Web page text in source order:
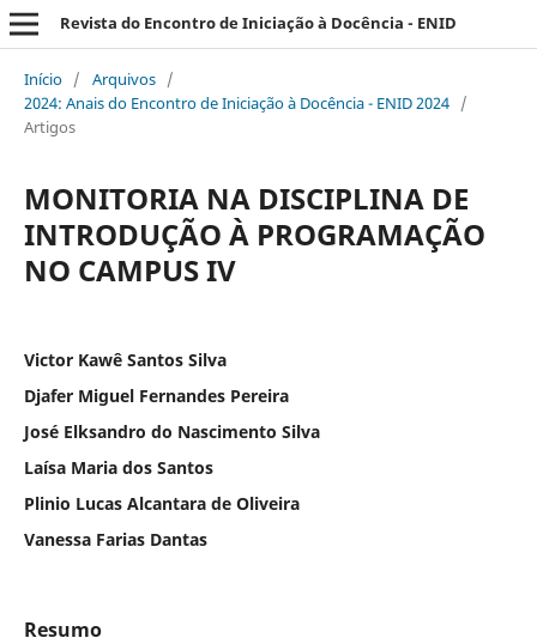
Revista do Encontro de Iniciação à Docência - ENID
Início / Arquivos /
2024: Anais do Encontro de Iniciação à Docência - ENID 2024 /
Artigos
MONITORIA NA DISCIPLINA DE
INTRODUÇÃO À PROGRAMAÇÃO
NO CAMPUS IV
Victor Kawê Santos Silva
Djafer Miguel Fernandes Pereira
José Elksandro do Nascimento Silva
Laísa Maria dos Santos
Plinio Lucas Alcantara de Oliveira
Vanessa Farias Dantas
Resumo